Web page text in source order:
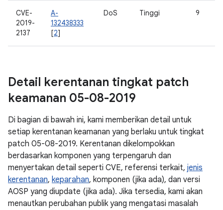
CVE-
2019-
2137
A-
132438333
[2]
DoS Tinggi 9
Detail kerentanan tingkat patch
keamanan 05-08-2019
Di bagian di bawah ini, kami memberikan detail untuk
setiap kerentanan keamanan yang berlaku untuk tingkat
patch 05-08-2019. Kerentanan dikelompokkan
berdasarkan komponen yang terpengaruh dan
menyertakan detail seperti CVE, referensi terkait, jenis
kerentanan, keparahan, komponen (jika ada), dan versi
AOSP yang diupdate (jika ada). Jika tersedia, kami akan
menautkan perubahan publik yang mengatasi masalah